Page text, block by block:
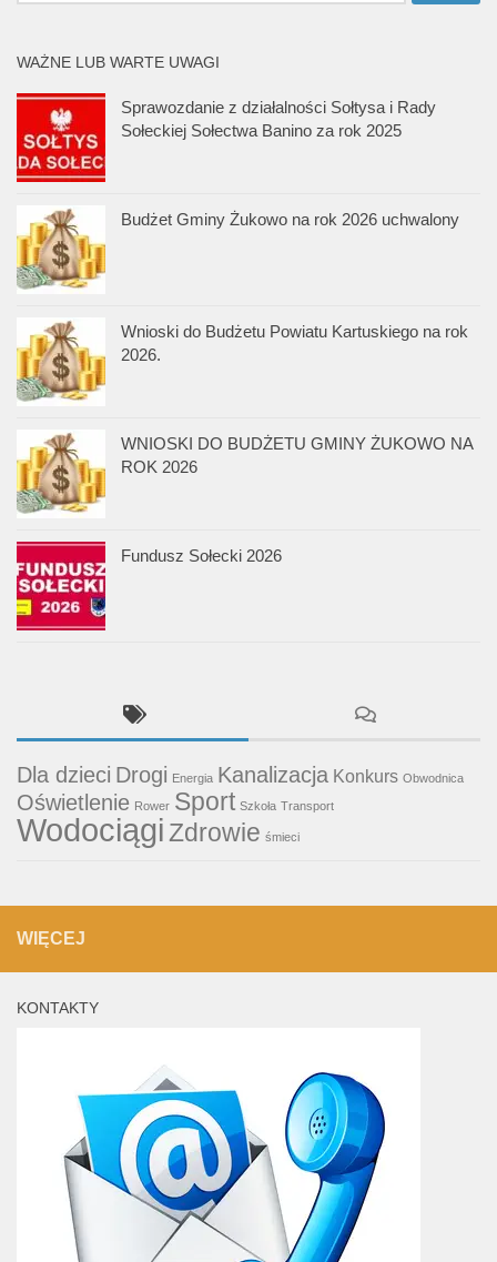
WAŻNE LUB WARTE UWAGI
Sprawozdanie z działalności Sołtysa i Rady
Sołeckiej Sołectwa Banino za rok 2025
Budżet Gminy Żukowo na rok 2026 uchwalony
Wnioski do Budżetu Powiatu Kartuskiego na rok
2026.
WNIOSKI DO BUDŻETU GMINY ŻUKOWO NA
ROK 2026
Fundusz Sołecki 2026
Dla dzieci Drogi Energia Kanalizacja Konkurs Obwodnica
Oświetlenie Rower Sport Szkoła Transport
WodociągiZdrowie śmieci
WIĘCEJ
KONTAKTY